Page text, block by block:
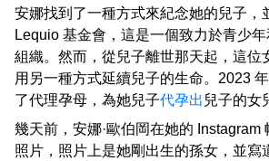
安娜找到了一種方式來紀念她的兒子，
Lequio 基金會，這是一個致力於青少
組織。然而，從兒子離世那天起，這位
用另一種方式延續兒子的生命。2023
了代理孕母，為她兒子代孕出 兒子的女
幾天前，安娜·歐伯岡在她的 Instagram
照片，照片上是她剛出生的孫女，並寫